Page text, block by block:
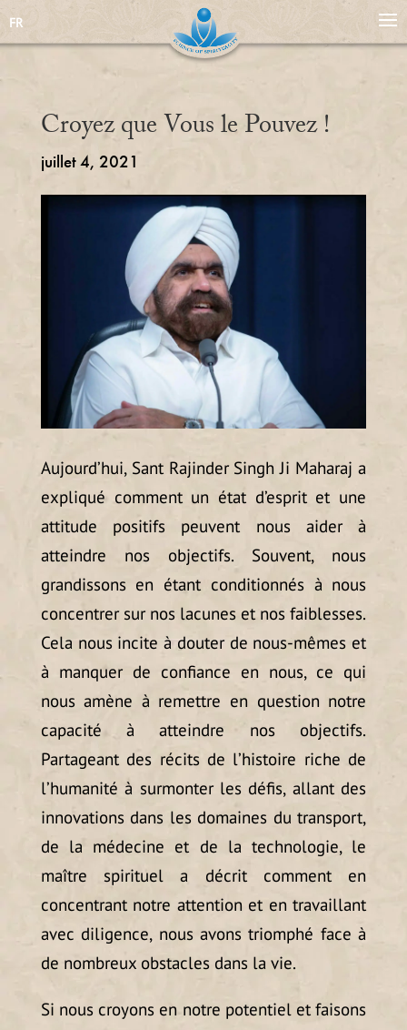
FR
Croyez que Vous le Pouvez !
juillet 4, 2021
Aujourd’hui, Sant Rajinder Singh Ji Maharaj a
expliqué comment un état d’esprit et une
attitude positifs peuvent nous aider à
atteindre nos objectifs. Souvent, nous
grandissons en étant conditionnés à nous
concentrer sur nos lacunes et nos faiblesses.
Cela nous incite à douter de nous-mêmes et
à manquer de confiance en nous, ce qui
nous amène à remettre en question notre
capacité à atteindre nos objectifs.
Partageant des récits de l’histoire riche de
l’humanité à surmonter les défis, allant des
innovations dans les domaines du transport,
de la médecine et de la technologie, le
maître spirituel a décrit comment en
concentrant notre attention et en travaillant
avec diligence, nous avons triomphé face à
de nombreux obstacles dans la vie.
Si nous croyons en notre potentiel et faisons